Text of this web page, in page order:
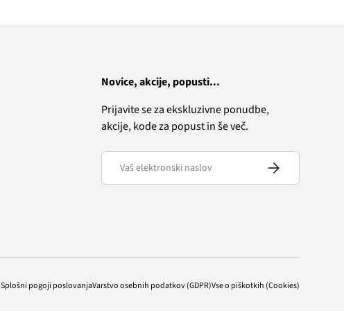
Novice, akcije, popusti...
Prijavite se za ekskluzivne ponudbe,
akcije, kode za popust in še več.
Elektronski naslov Naročite se
Splošni pogoji poslovanjaVarstvo osebnih podatkov (GDPR)Vse o piškotkih (Cookies)